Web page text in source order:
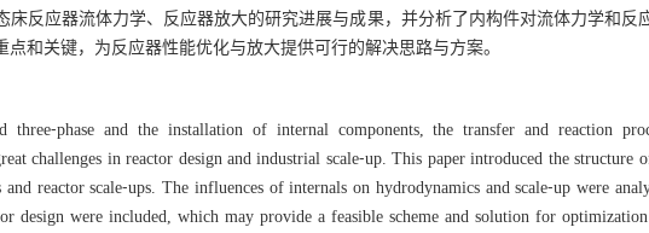
反应器流体力学、反应器放大的研究进展与成果，并分析了内构件对流体力学和反
和关键，为反应器性能优化与放大提供可行的解决思路与方案。
three⁃phase and the installation of internal components, the transfer and reaction
challenges in reactor design and industrial scale⁃up. This paper introduced the
reactor scale⁃ups. The influences of internals on hydrodynamics and scale⁃up were
design were included, which may provide a feasible scheme and solution for